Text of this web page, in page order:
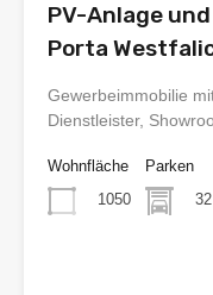
PV-Anlage
Porta
Gewerbeimmobilie
Dienstleister,
Wohnfläche
1050
Parken
32